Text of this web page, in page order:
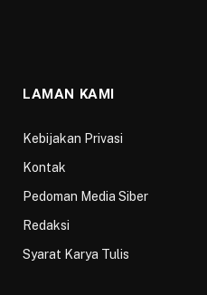
LAMAN KAMI
Kebijakan Privasi
Kontak
Pedoman Media Siber
Redaksi
Syarat Karya Tulis